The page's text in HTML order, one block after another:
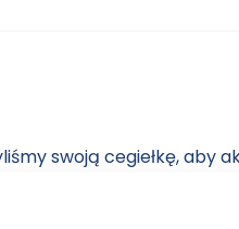
swoją cegiełkę, aby